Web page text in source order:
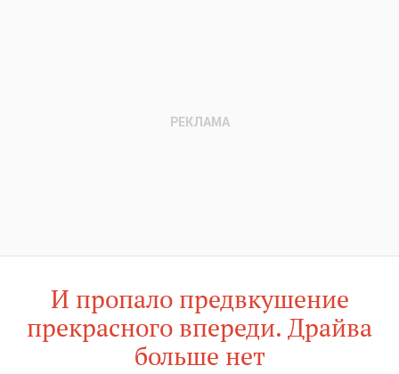
И пропало предвкушение
прекрасного впереди. Драйва
больше нет